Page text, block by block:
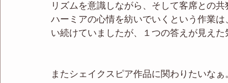
リズムを意識しながら、そして客席との
ハーミアの心情を紡いでいくという作業
い続けていましたが、１つの答えが見え
またシェイクスピア作品に関わりたいなぁ